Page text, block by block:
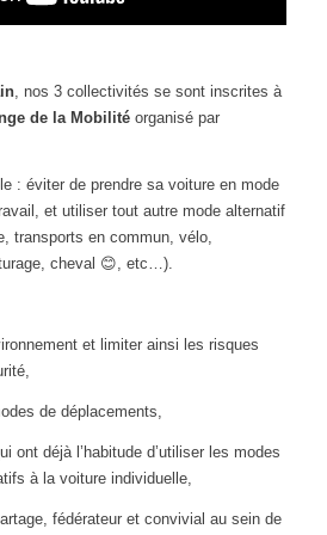
, nos 3 collectivités se sont inscrites à
de la Mobilitéorganisé par
: éviter de prendre sa voiture en mode
et utiliser tout autre mode alternatif
transports en commun, vélo,
cheval 😊, etc…).
et limiter ainsi les risques
de déplacements,
ont déjà l’habitude d’utiliser les modes
à la voiture individuelle,
fédérateur et convivial au sein de